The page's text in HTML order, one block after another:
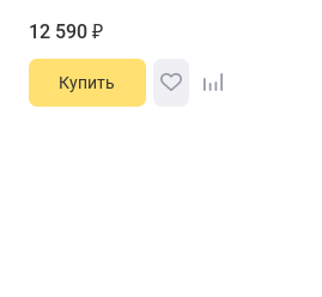
12 590 ₽
Купить